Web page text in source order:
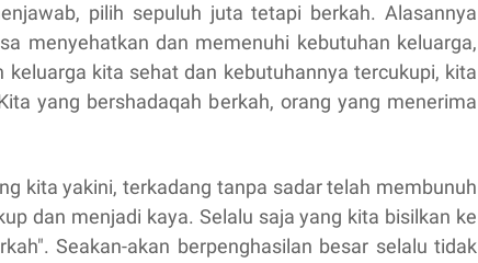
pilih sepuluh juta tetapi berkah. Alasannya
menyehatkan dan memenuhi kebutuhan keluarga,
kita sehat dan kebutuhannya tercukupi, kita
yang bershadaqah berkah, orang yang menerima
kita yakini, terkadang tanpa sadar telah membunuh
dan menjadi kaya. Selalu saja yang kita bisilkan ke
Seakan-akan berpenghasilan besar selalu tidak